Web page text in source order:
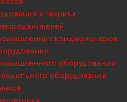
и техники
кондиционеров
оборудования
оборудования